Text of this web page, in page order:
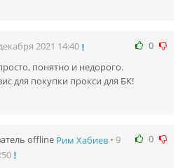
0
2021 14:40
понятно и недорого.
для покупки прокси для БК!
0
Рим Хабиев • 9